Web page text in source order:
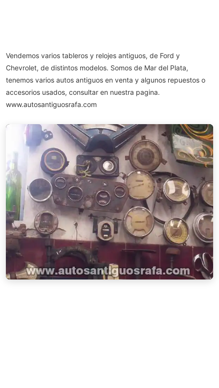
Vendemos varios tableros y relojes antiguos, de Ford y
Chevrolet, de distintos modelos. Somos de Mar del Plata,
tenemos varios autos antiguos en venta y algunos repuestos o
accesorios usados, consultar en nuestra pagina.
www.autosantiguosrafa.com